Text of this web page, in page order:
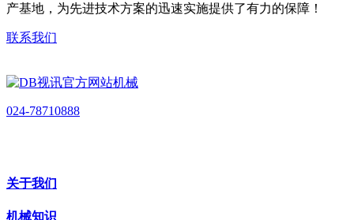
产基地，为先进技术方案的迅速实施提供了有力的保障！
联系我们
024-78710888
关于我们
机械知识